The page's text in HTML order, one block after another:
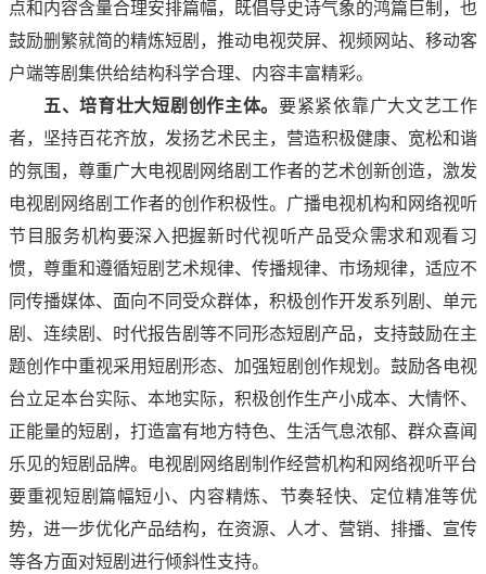
点和内容含量合理安排篇幅，既倡导史诗气象的鸿篇巨制，也
鼓励删繁就简的精炼短剧，推动电视荧屏、视频网站、移动客
户端等剧集供给结构科学合理、内容丰富精彩。
五、培育壮大短剧创作主体。要紧紧依靠广大文艺工作
者，坚持百花齐放，发扬艺术民主，营造积极健康、宽松和谐
的氛围，尊重广大电视剧网络剧工作者的艺术创新创造，激发
电视剧网络剧工作者的创作积极性。广播电视机构和网络视听
节目服务机构要深入把握新时代视听产品受众需求和观看习
惯，尊重和遵循短剧艺术规律、传播规律、市场规律，适应不
同传播媒体、面向不同受众群体，积极创作开发系列剧、单元
剧、连续剧、时代报告剧等不同形态短剧产品，支持鼓励在主
题创作中重视采用短剧形态、加强短剧创作规划。鼓励各电视
台立足本台实际、本地实际，积极创作生产小成本、大情怀、
正能量的短剧，打造富有地方特色、生活气息浓郁、群众喜闻
乐见的短剧品牌。电视剧网络剧制作经营机构和网络视听平台
要重视短剧篇幅短小、内容精炼、节奏轻快、定位精准等优
势，进一步优化产品结构，在资源、人才、营销、排播、宣传
等各方面对短剧进行倾斜性支持。